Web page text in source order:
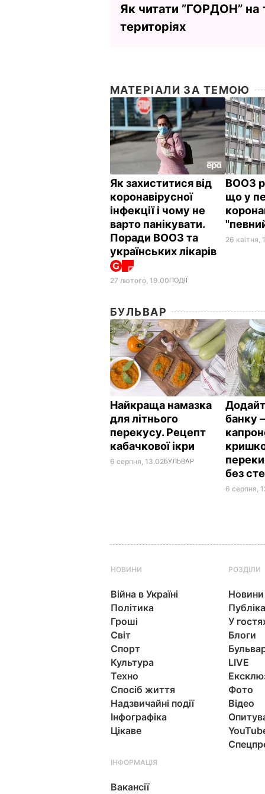
Як читати ”ГОРДОН” на
територіях
МАТЕРІАЛИ ЗА ТЕМОЮ
Як захиститися від
коронавірусної
інфекції і чому не
варто панікувати.
Поради ВООЗ та
українських лікарів
27 лютого, 19.00ПОДІЇ
ВООЗ
що у
26 квітня,
БУЛЬВАР
Найкраща намазка
для літнього
перекусу. Рецепт
кабачкової ікри
6 серпня, 13.02БУЛЬВАР
банку
без
6 серпня,
НОВИНИ
Війна в Україні
Політика
Гроші
Світ
Спорт
Культура
Техно
Спосіб життя
Надзвичайні події
Інфографіка
Цікаве
РОЗДІЛИ
Новини
У
Блоги
LIVE
Фото
Відео
ІНФОРМАЦІЯ
Вакансії